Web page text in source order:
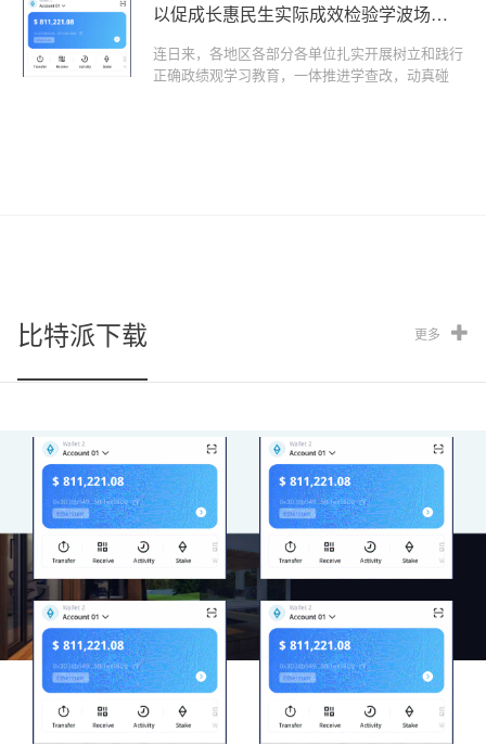
以促成长惠民生实际成效检验学波场钱包
连日来，各地区各部分各单位扎实开展树立和践行
正确政绩观学习教育，一体推进学查改，动真碰
比特派下载 更多
农业农村部发布禁限比特派钱包用农药及
新华网北京8月5日电 农业农村部农产物质量安详监管司5日发布《禁限用农药名...
电子证照如何守比特派护外卖食品安详